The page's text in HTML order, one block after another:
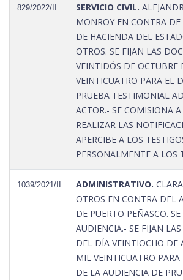
829/2022/II SERVICIO CIVIL.
MONROY EN CONTRA DE
DE HACIENDA DEL
OTROS. SE FIJAN LAS
VEINTIDÓS DE OCTUBRE
VEINTICUATRO PARA EL
PRUEBA TESTIMONIAL
ACTOR.- SE COMISIONA
REALIZAR LAS
APERCIBE A LOS
PERSONALMENTE A LOS
1039/2021/II ADMINISTRATIVO.
OTROS EN CONTRA DEL
DE PUERTO PEÑASCO.
AUDIENCIA.- SE FIJAN
DEL DÍA VEINTIOCHO DE
MIL VEINTICUATRO PARA
DE LA AUDIENCIA DE